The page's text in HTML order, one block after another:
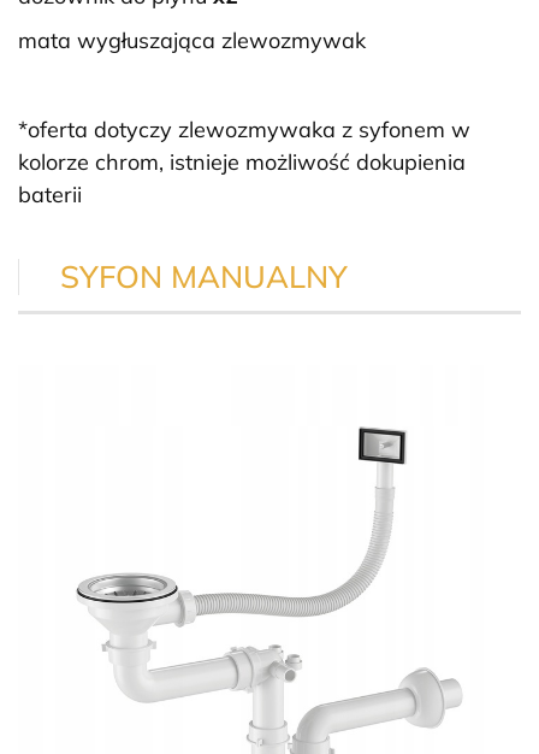
mata wygłuszająca zlewozmywak
*oferta dotyczy zlewozmywaka z syfonem w
kolorze chrom, istnieje możliwość dokupienia
baterii
SYFON MANUALNY